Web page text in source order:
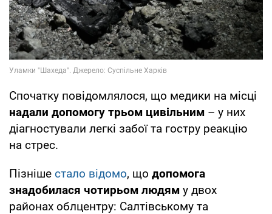
Спочатку повідомлялося, що медики на місці
надали допомогу трьом цивільним – у них
діагностували легкі забої та гостру реакцію
на стрес.
Пізніше стало відомо, що допомога
знадобилася чотирьом людям у двох
районах облцентру: Салтівському та